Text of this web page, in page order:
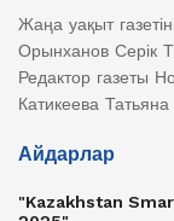
Жаңа уақыт
Орынханов Серік
Редактор газеты
Катикеева
Айдарлар
"Kazakhstan